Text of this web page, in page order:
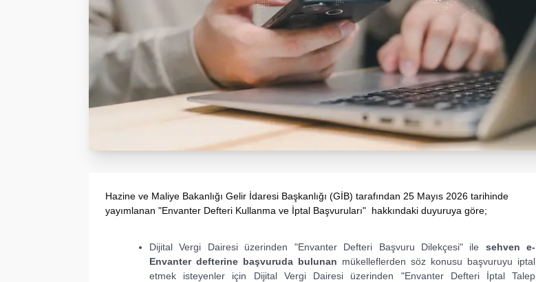
Hazine ve Maliye Bakanlığı Gelir İdaresi Başkanlığı (GİB) tarafından 25 Mayıs 2026 tarihinde
yayımlanan "Envanter Defteri Kullanma ve İptal Başvuruları" hakkındaki duyuruya göre;
​Dijital Vergi Dairesi üzerinden "Envanter Defteri Başvuru Dilekçesi" ile sehven e-
Envanter defterine başvuruda bulunan mükelleflerden söz konusu başvuruyu iptal
etmek isteyenler için Dijital Vergi Dairesi üzerinden "Envanter Defteri İptal Talep